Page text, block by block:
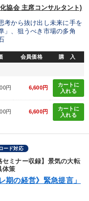
協会 主席コンサルタント)
考から抜け出し未来に手を
」、狙うべき市場の多角
会員価格 購 入
円 6,600円
カートに
入れる
円 6,600円
カートに
入れる
ード対応
セミナー収録】景気の大転
体策
期の経営》緊急提言」